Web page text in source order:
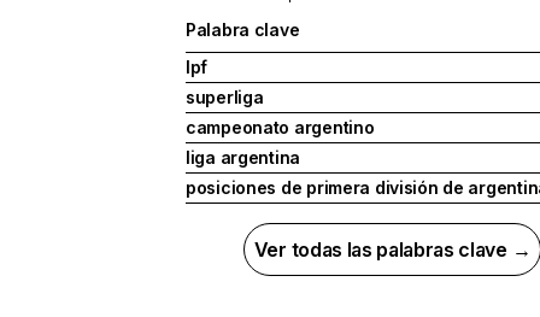
Palabra clave
lpf
superliga
campeonato argentino
liga argentina
posiciones de primera división de
Ver todas las palabras clave →